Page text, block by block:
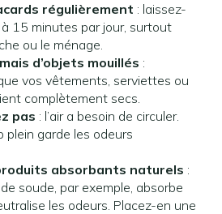
régulièrement : laissez-
15 minutes par jour, surtout
ou le ménage.
d’objets mouillés :
vos vêtements, serviettes ou
complètement secs.
pas : l’air a besoin de circuler.
plein garde les odeurs
absorbants naturels :
soude, par exemple, absorbe
les odeurs. Placez-en une